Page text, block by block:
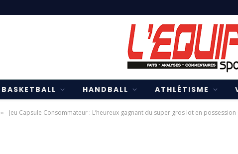
BASKETBALL HANDBALL ATHLÉTISME
» Jeu Capsule Consommateur : L’heureux gagnant du super gros lot en